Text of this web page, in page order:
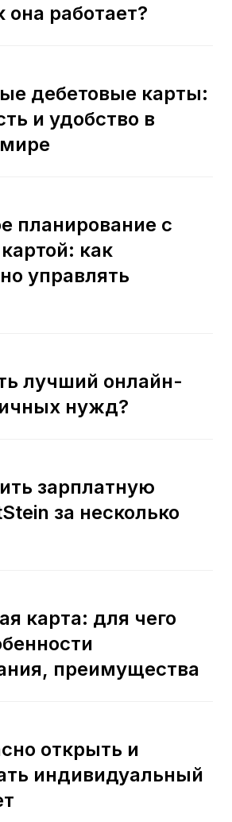
она работает?
дебетовые карты:
и удобство в
планирование с
как
управлять
лучший онлайн-
нужд?
зарплатную
за несколько
карта: для чего
преимущества
открыть и
индивидуальный